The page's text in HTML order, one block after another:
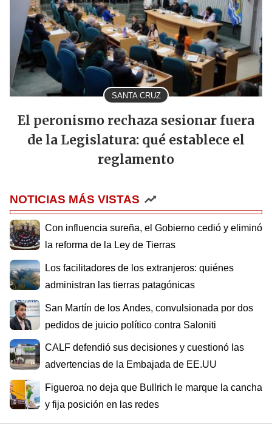
SANTA CRUZ
El peronismo rechaza sesionar fuera
de la Legislatura: qué establece el
reglamento
NOTICIAS MÁS VISTAS
Con influencia sureña, el Gobierno cedió y eliminó
la reforma de la Ley de Tierras
Los facilitadores de los extranjeros: quiénes
administran las tierras patagónicas
San Martín de los Andes, convulsionada por dos
pedidos de juicio político contra Saloniti
CALF defendió sus decisiones y cuestionó las
advertencias de la Embajada de EE.UU
Figueroa no deja que Bullrich le marque la cancha
y fija posición en las redes